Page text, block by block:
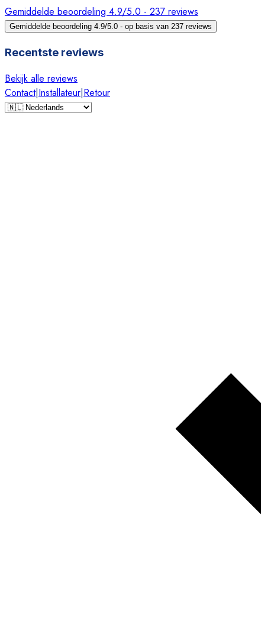
Gemiddelde beoordeling 4.9/5.0 - 237 reviews
Gemiddelde beoordeling 4.9/5.0 - op basis van 237 reviews
Recentste reviews
Bekijk alle reviews
Contact|Installateur|Retour